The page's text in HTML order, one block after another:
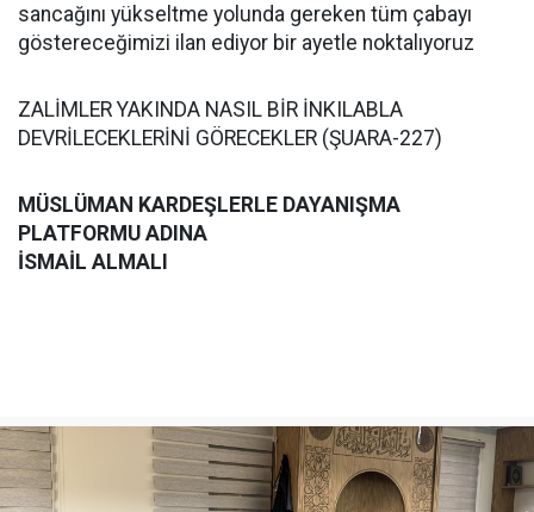
sancağını yükseltme yolunda gereken tüm çabayı
göstereceğimizi ilan ediyor bir ayetle noktalıyoruz
ZALİMLER YAKINDA NASIL BİR İNKILABLA
DEVRİLECEKLERİNİ GÖRECEKLER (ŞUARA-227)
MÜSLÜMAN KARDEŞLERLE DAYANIŞMA
PLATFORMU ADINA
İSMAİL ALMALI